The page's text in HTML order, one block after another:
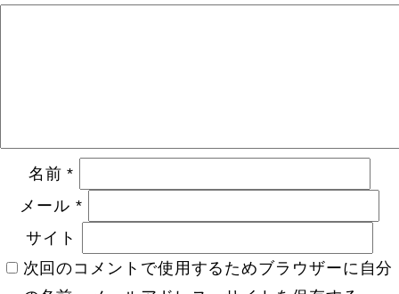
名前*
メール *
サイト
次回のコメントで使用するためブラウザーに自分